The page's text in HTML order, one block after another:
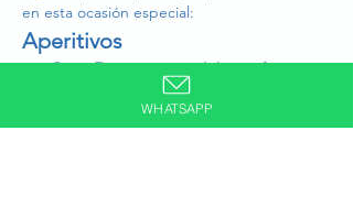
en esta ocasión especial:
Aperitivos
Pasta Frittatine: Una deliciosa frittata
hecha con pasta, huevos y queso.
Buñuelos de bacalao: Pequeños
WHATSAPP